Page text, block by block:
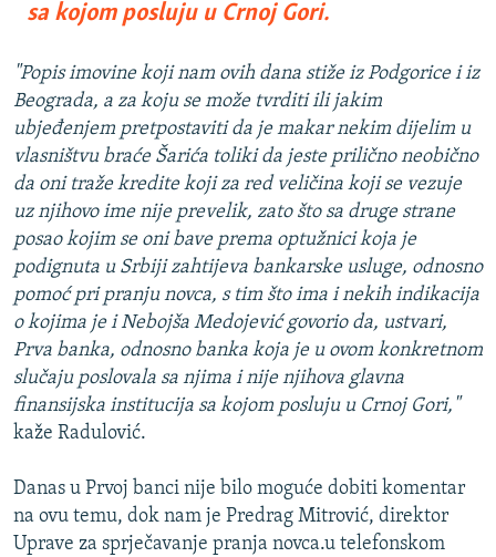
sa kojom posluju u Crnoj Gori.
"Popis imovine koji nam ovih dana stiže iz Podgorice i iz
Beograda, a za koju se može tvrditi ili jakim
ubjeđenjem pretpostaviti da je makar nekim dijelim u
vlasništvu braće Šarića toliki da jeste prilično neobično
da oni traže kredite koji za red veličina koji se vezuje
uz njihovo ime nije prevelik, zato što sa druge strane
posao kojim se oni bave prema optužnici koja je
podignuta u Srbiji zahtijeva bankarske usluge, odnosno
pomoć pri pranju novca, s tim što ima i nekih indikacija
o kojima je i Nebojša Medojević govorio da, ustvari,
Prva banka, odnosno banka koja je u ovom konkretnom
slučaju poslovala sa njima i nije njihova glavna
finansijska institucija sa kojom posluju u Crnoj Gori,"
kaže Radulović.
Danas u Prvoj banci nije bilo moguće dobiti komentar
na ovu temu, dok nam je Predrag Mitrović, direktor
Uprave za sprječavanje pranja novca.u telefonskom